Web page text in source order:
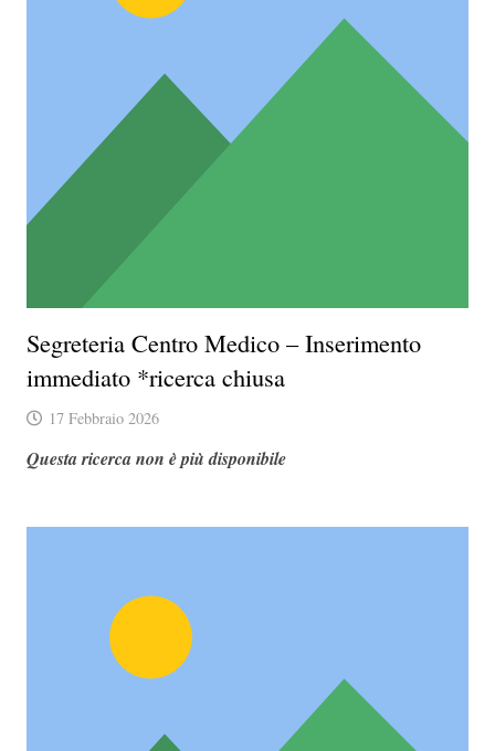
Segreteria Centro Medico – Inserimento
immediato *ricerca chiusa
17 Febbraio 2026
Questa ricerca non è più disponibile